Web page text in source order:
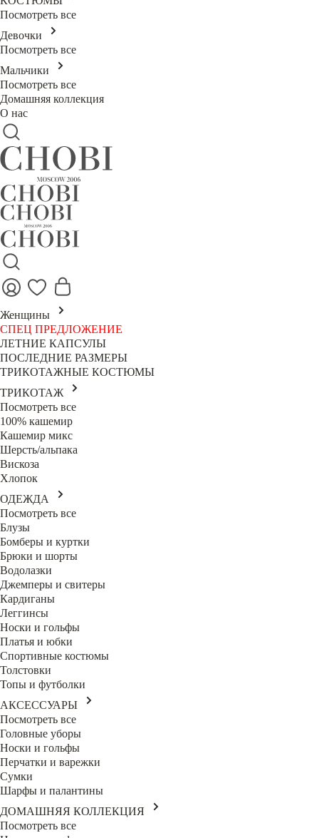
Посмотреть все
Девочки
Посмотреть все
Мальчики
Посмотреть все
Домашняя коллекция
О нас
Женщины
СПЕЦ ПРЕДЛОЖЕНИЕ
ЛЕТНИЕ КАПСУЛЫ
ПОСЛЕДНИЕ РАЗМЕРЫ
ТРИКОТАЖНЫЕ КОСТЮМЫ
ТРИКОТАЖ
Посмотреть все
100% кашемир
Кашемир микс
Шерсть/альпака
Вискоза
Хлопок
ОДЕЖДА
Посмотреть все
Блузы
Бомберы и куртки
Брюки и шорты
Водолазки
Джемперы и свитеры
Кардиганы
Леггинсы
Носки и гольфы
Платья и юбки
Спортивные костюмы
Толстовки
Топы и футболки
АКСЕССУАРЫ
Посмотреть все
Головные уборы
Носки и гольфы
Перчатки и варежки
Сумки
Шарфы и палантины
ДОМАШНЯЯ КОЛЛЕКЦИЯ
Посмотреть все